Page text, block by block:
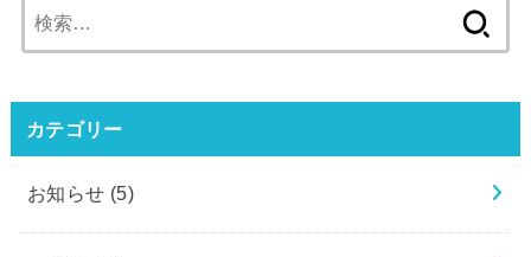
索:
カテゴリー
お知らせ (5)